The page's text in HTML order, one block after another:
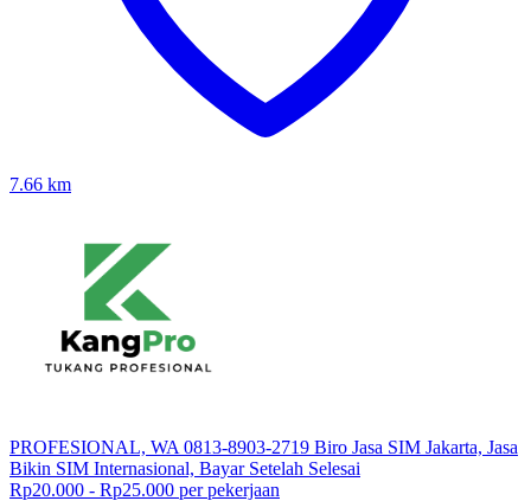
7.66 km
PROFESIONAL, WA 0813-8903-2719 Biro Jasa SIM Jakarta, Jasa
Bikin SIM Internasional, Bayar Setelah Selesai
Rp20.000 - Rp25.000 per pekerjaan